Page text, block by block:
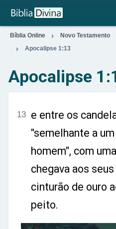
Bíblia Online  Novo Testamento
 Apocalipse 1:13
Apocalipse
13 e entre os
"semelhante a
homem", com
chegava aos
cinturão de ouro
peito.